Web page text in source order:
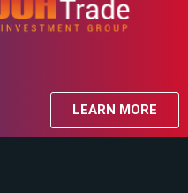
LEARN MORE